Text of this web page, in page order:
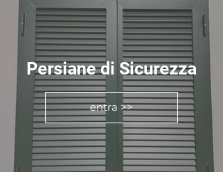
Persiane di Sicurezza
entra >>